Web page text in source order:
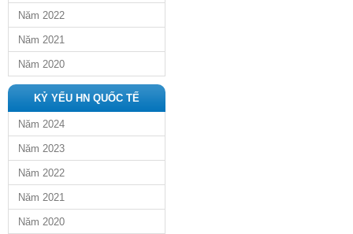
Năm 2022
Năm 2021
Năm 2020
KỶ YẾU HN QUỐC TẾ
Năm 2024
Năm 2023
Năm 2022
Năm 2021
Năm 2020